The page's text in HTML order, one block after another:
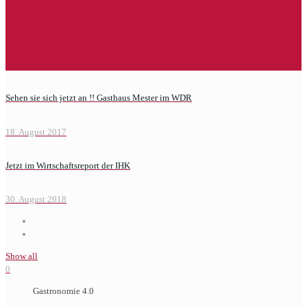
Sehen sie sich jetzt an !! Gasthaus Mester im WDR
18. August 2017
Jetzt im Wirtschaftsreport der IHK
30. August 2018
Show all
0
Gastronomie 4.0